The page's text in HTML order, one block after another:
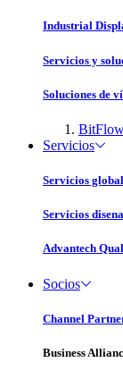
Industrial
Servicios y
Soluciones de
Servicios
Servicios
Servicios
Advantech
Socios
Channel
Business